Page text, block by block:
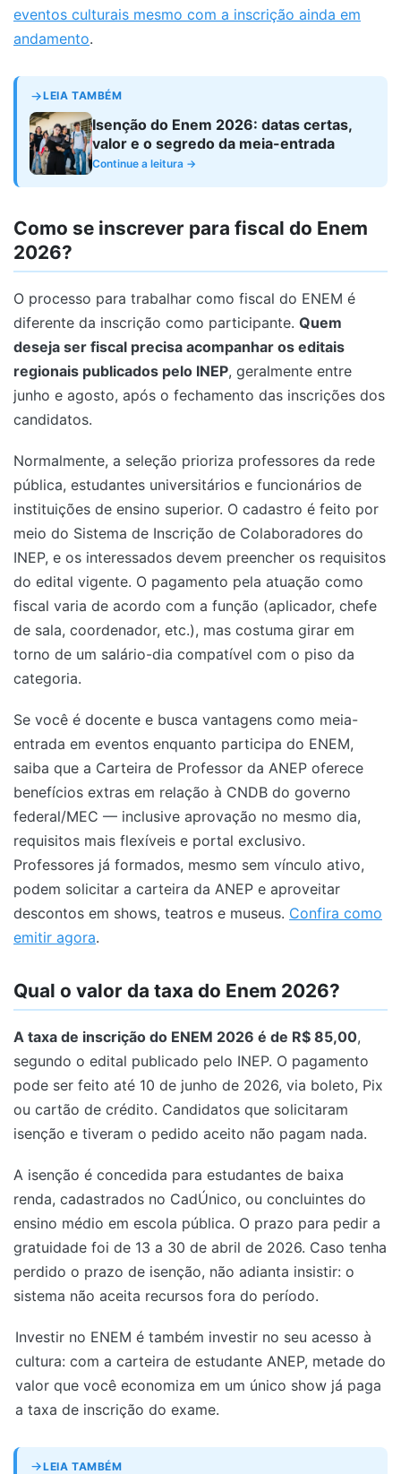
eventos culturais mesmo com a inscrição ainda em
andamento.
LEIA TAMBÉM
Isenção do Enem 2026: datas certas,
valor e o segredo da meia-entrada
Continue a leitura →
Como se inscrever para fiscal do Enem
2026?
O processo para trabalhar como fiscal do ENEM é
diferente da inscrição como participante. Quem
deseja ser fiscal precisa acompanhar os editais
regionais publicados pelo INEP, geralmente entre
junho e agosto, após o fechamento das inscrições dos
candidatos.
Normalmente, a seleção prioriza professores da rede
pública, estudantes universitários e funcionários de
instituições de ensino superior. O cadastro é feito por
meio do Sistema de Inscrição de Colaboradores do
INEP, e os interessados devem preencher os requisitos
do edital vigente. O pagamento pela atuação como
fiscal varia de acordo com a função (aplicador, chefe
de sala, coordenador, etc.), mas costuma girar em
torno de um salário-dia compatível com o piso da
categoria.
Se você é docente e busca vantagens como meia-
entrada em eventos enquanto participa do ENEM,
saiba que a Carteira de Professor da ANEP oferece
benefícios extras em relação à CNDB do governo
federal/MEC — inclusive aprovação no mesmo dia,
requisitos mais flexíveis e portal exclusivo.
Professores já formados, mesmo sem vínculo ativo,
podem solicitar a carteira da ANEP e aproveitar
descontos em shows, teatros e museus. Confira como
emitir agora.
Qual o valor da taxa do Enem 2026?
A taxa de inscrição do ENEM 2026 é de R$ 85,00,
segundo o edital publicado pelo INEP. O pagamento
pode ser feito até 10 de junho de 2026, via boleto, Pix
ou cartão de crédito. Candidatos que solicitaram
isenção e tiveram o pedido aceito não pagam nada.
A isenção é concedida para estudantes de baixa
renda, cadastrados no CadÚnico, ou concluintes do
ensino médio em escola pública. O prazo para pedir a
gratuidade foi de 13 a 30 de abril de 2026. Caso tenha
perdido o prazo de isenção, não adianta insistir: o
sistema não aceita recursos fora do período.
Investir no ENEM é também investir no seu acesso à
cultura: com a carteira de estudante ANEP, metade do
valor que você economiza em um único show já paga
a taxa de inscrição do exame.
LEIA TAMBÉM